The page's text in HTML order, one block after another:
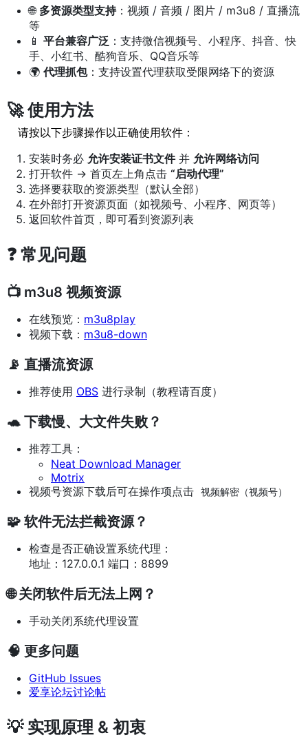
🌐 多资源类型支持：视频 / 音频 / 图片 / m3u8 / 直播流
等
📱 平台兼容广泛 ：支持微信视频号、小程序、抖音、快
手、小红书、酷狗音乐、QQ音乐等
🌍 代理抓包：支持设置代理获取受限网络下的资源
🚀 使用方法
请按以下步骤操作以正确使用软件：
安装时务必 允许安装证书文件并 允许网络访问
打开软件 → 首页左上角点击 “启动代理”
选择要获取的资源类型（默认全部）
在外部打开资源页面（如视频号、小程序、网页等）
返回软件首页，即可看到资源列表
❓ 常见问题
📺 m3u8 视频资源
在线预览： m3u8play
视频下载： m3u8-down
📡 直播流资源
推荐使用 OBS 进行录制（教程请百度）
🐢 下载慢、大文件失败？
推荐工具：
Neat Download Manager
Motrix
视频号资源下载后可在操作项点击
视频解密（视频号）
🧩 软件无法拦截资源？
检查是否正确设置系统代理：
地址：127.0.0.1 端口：8899
🌐 关闭软件后无法上网？
手动关闭系统代理设置
🧠 更多问题
GitHub Issues
爱享论坛讨论帖
💡 实现原理 & 初衷